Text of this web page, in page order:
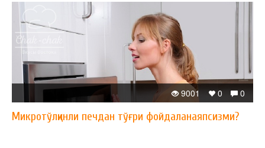
0
0
9001
Микротўлқинли печдан тўғри фойдаланаяпсизми?